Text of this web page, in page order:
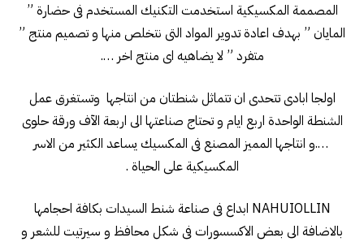
المصممة المكسيكية استخدمت التكنيك المستخدم فى حضارة ”
المايان ” بهدف اعادة تدوير المواد التى نتخلص منها و تصميم منتج ”
متفرد ” لا يضاهيه اى منتج اخر ….
اولجا ابادى تتحدى ان تتماثل شنطتان من انتاجها وتستغرق عمل
الشنطة الواحدة اربع ايام و تحتاج صناعتها الى اربعة الآف ورقة حلوى
….و انتاجها المميز المصنع فى المكسيك يساعد الكثير من الاسر
المكسيكية على الحياة .
NAHUIOLLIN ابداع فى صناعة شنط السيدات بكافة احجامها
بالاضافة الى بعض الاكسسورات فى شكل محافظ و سيرتيت للشعر و